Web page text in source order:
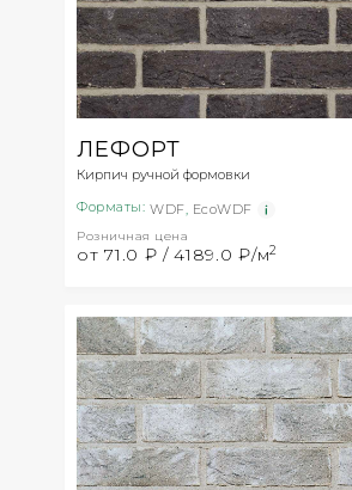
ЛЕФОРТ
Кирпич ручной формовки
Форматы: WDF, EcoWDF
Розничная цена
от 71.0 ₽ / 4189.0 ₽/м2